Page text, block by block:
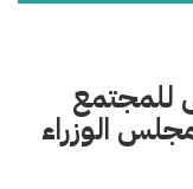
للمجتمع
الوزراء